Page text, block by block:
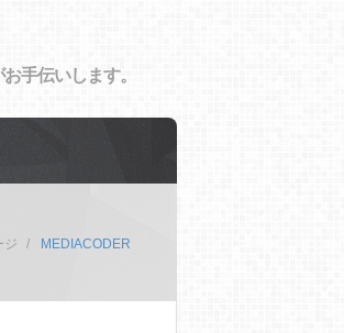
手伝いします。
ジ MEDIACODER